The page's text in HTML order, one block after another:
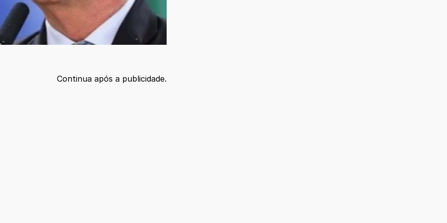
Continua após a publicidade.